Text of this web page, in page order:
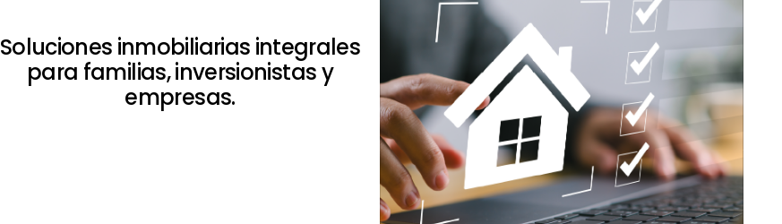
Soluciones inmobiliarias integrales
para familias, inversionistas y
empresas.